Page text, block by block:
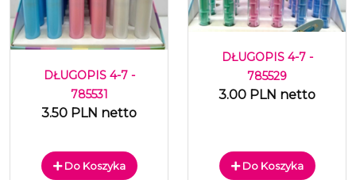
DŁUGOPIS 4-7 -
785531
3.50 PLN netto
Do Koszyka
DŁUGOPIS 4-7 -
785529
3.00 PLN netto
Do Koszyka